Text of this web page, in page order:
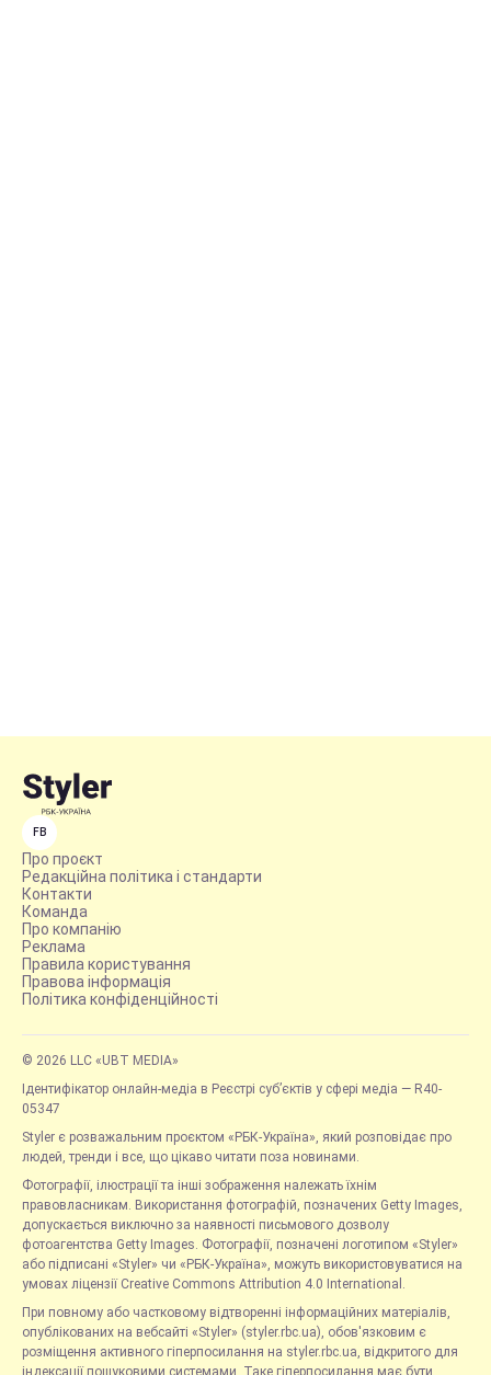
FB
Про проєкт
Редакційна політика і стандарти
Контакти
Команда
Про компанію
Реклама
Правила користування
Правова інформація
Політика конфіденційності
© 2026 LLC «UBT MEDIA»
Ідентифікатор онлайн-медіа в Реєстрі суб’єктів у сфері медіа — R40-
05347
Styler є розважальним проєктом «РБК-Україна», який розповідає про
людей, тренди і все, що цікаво читати поза новинами.
Фотографії, ілюстрації та інші зображення належать їхнім
правовласникам. Використання фотографій, позначених Getty Images,
допускається виключно за наявності письмового дозволу
фотоагентства Getty Images. Фотографії, позначені логотипом «Styler»
або підписані «Styler» чи «РБК-Україна», можуть використовуватися на
умовах ліцензії Creative Commons Attribution 4.0 International.
При повному або частковому відтворенні інформаційних матеріалів,
опублікованих на вебсайті «Styler» (styler.rbc.ua), обов'язковим є
розміщення активного гіперпосилання на styler.rbc.ua, відкритого для
індексації пошуковими системами. Таке гіперпосилання має бути